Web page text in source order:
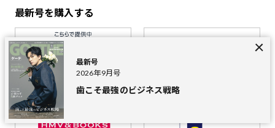
最新号を購入する
最新号
2026年9月号
歯こそ最強のビジネス戦略